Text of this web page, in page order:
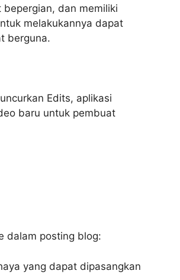
bepergian, dan memiliki
melakukannya dapat
berguna.
Edits, aplikasi
baru untuk pembuat
dalam posting blog:
yang dapat dipasangkan